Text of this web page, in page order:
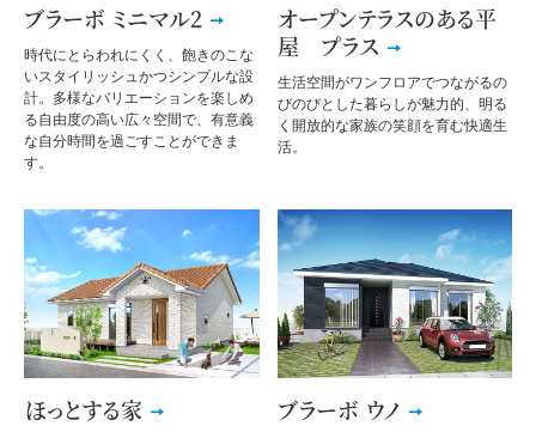
ブラーボ ミニマル2
時代にとらわれにくく、飽きのこな
いスタイリッシュかつシンプルな設
計。多様なバリエーションを楽しめ
る自由度の高い広々空間で、有意義
な自分時間を過ごすことができま
す。
オープンテラスのある平
屋 プラス
生活空間がワンフロアでつながるの
びのびとした暮らしが魅力的、明る
く開放的な家族の笑顔を育む快適生
活。
ほっとする家 ブラーボ ウノ